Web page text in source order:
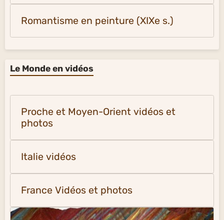
Romantisme en peinture (XIXe s.)
Le Monde en vidéos
Proche et Moyen-Orient vidéos et
photos
Italie vidéos
France Vidéos et photos